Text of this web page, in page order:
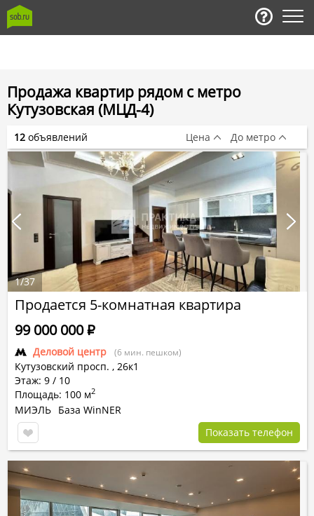
Продажа квартир рядом с метро
Кутузовская (МЦД-4)
Продается 5-комнатная квартира
Деловой центр (6 мин. пешком)
Кутузовский просп. , 26к1
Этаж: 9 / 10
Площадь: 100 м2
99 000 000Р
МИЭЛЬ База WinNER
Показать телефон
1/37
12 объявлений Цена До метро